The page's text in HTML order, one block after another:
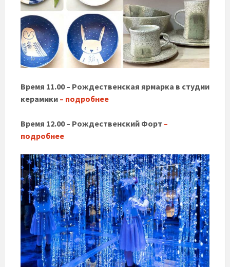
Время 11.00 – Рождественская ярмарка в студии
керамики – подробнее
Время 12.00 – Рождественский Форт –
подробнее